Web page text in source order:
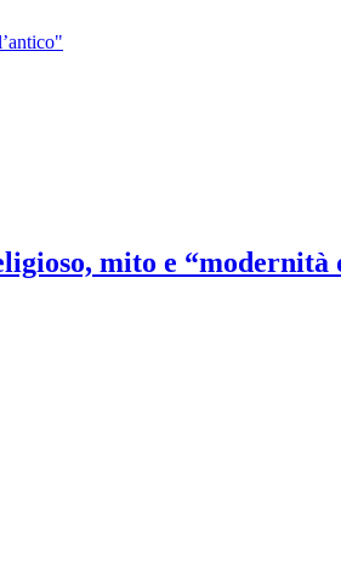
mito e “modernità